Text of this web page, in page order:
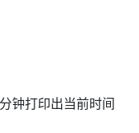
钟打印出当前时间